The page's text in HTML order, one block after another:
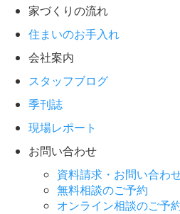
家づくりの流れ
住まいのお手入れ
会社案内
スタッフブログ
季刊誌
現場レポート
お問い合わせ
資料請求・お問い合わ
無料相談のご予約
オンライン相談のご予